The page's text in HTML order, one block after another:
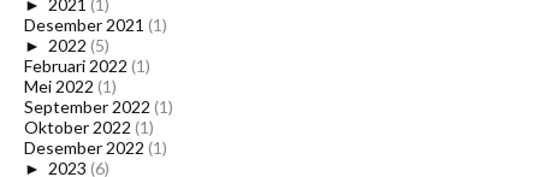
► 2021 (1)
Desember 2021 (1)
► 2022 (5)
Februari 2022 (1)
Mei 2022 (1)
September 2022 (1)
Oktober 2022 (1)
Desember 2022 (1)
► 2023 (6)